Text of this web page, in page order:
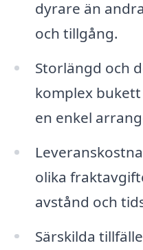
dyrare än
och tillgång.
Storlängd och
komplex
en enkel
olika
avstånd och
Särskilda